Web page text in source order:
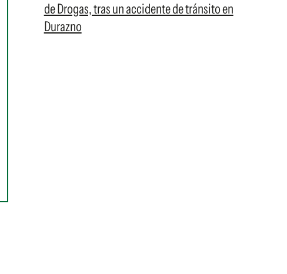
de Drogas, tras un accidente de tránsito en
Durazno